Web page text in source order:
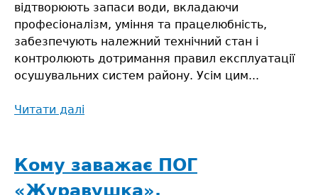
відтворюють запаси води, вкладаючи
професіоналізм, уміння та працелюбність,
забезпечують належний технічний стан і
контролюють дотримання правил експлуатації
осушувальних систем району. Усім цим...
Читати далі
крапля
води
Кому заважає ПОГ
«Журавушка»,